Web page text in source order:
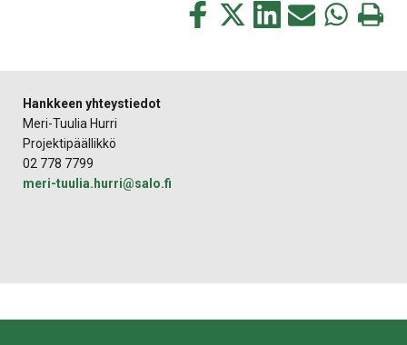
Jaa
tämä
Jaa
Jaa
tämä
Jaa
Jaa
Tulosta
Hankkeen yhteystiedot
Meri-Tuulia Hurri
Projektipäällikkö
02 778 7799
meri-tuulia.hurri@salo.fi